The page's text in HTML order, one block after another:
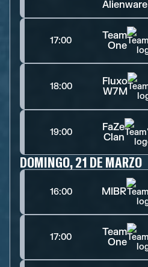
Alienware
17:00
Team
One
18:00
Fluxo
W7M
19:00
FaZe
Clan
DOMINGO, 21 DE MARZO
16:00 MIBR
17:00
Team
One